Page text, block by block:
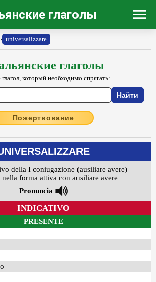
глаголы
› universalizzare
глаголы
который необходимо спрягать:
Пожертвование
della I coniugazione (ausiliare avere)
forma attiva con ausiliare avere
Pronuncia
INDICATIVO
PRESENTE